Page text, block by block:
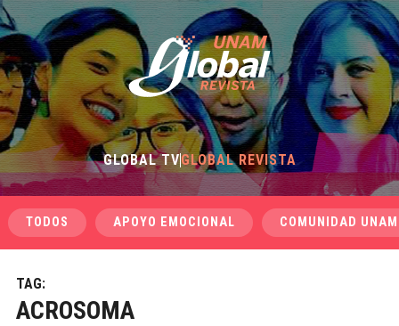
GLOBAL TVGLOBAL REVISTA
TODOS APOYO EMOCIONAL COMUNIDAD UNAM
TAG:
ACROSOMA